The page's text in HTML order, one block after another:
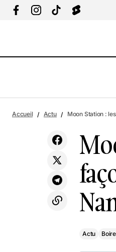
Mama Café : un nouveau spot
revisite les rolls new-yorkais
Accueil Actu Moon Station :
Actu